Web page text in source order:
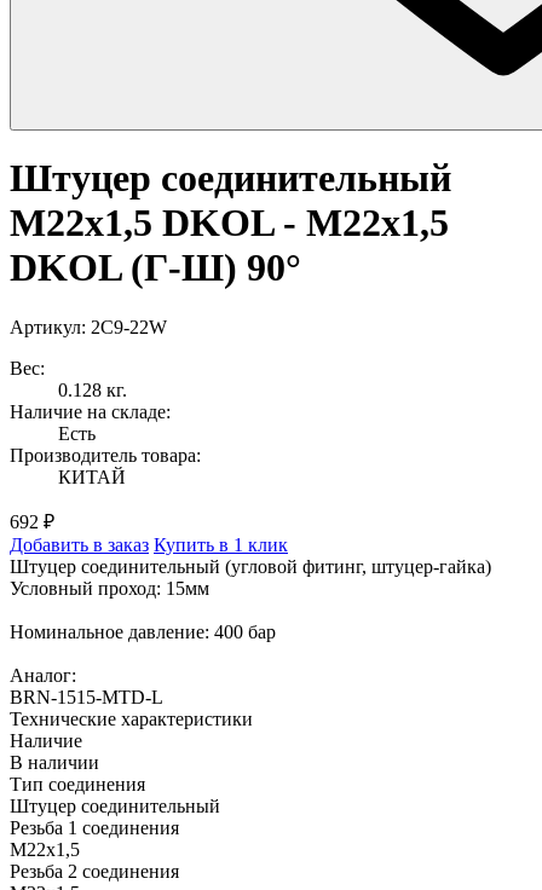
Штуцер соединительный
M22x1,5 DKOL - M22x1,5
DKOL (Г-Ш) 90°
Артикул: 2C9-22W
Вес:
0.128 кг.
Наличие на складе:
Есть
Производитель товара:
КИТАЙ
692 ₽
Добавить в заказ Купить в 1 клик
Штуцер соединительный (угловой фитинг, штуцер-гайка)
Условный проход: 15мм
Номинальное давление: 400 бар
Аналог:
BRN-1515-MTD-L
Технические характеристики
Наличие
В наличии
Тип соединения
Штуцер соединительный
Резьба 1 соединения
M22x1,5
Резьба 2 соединения